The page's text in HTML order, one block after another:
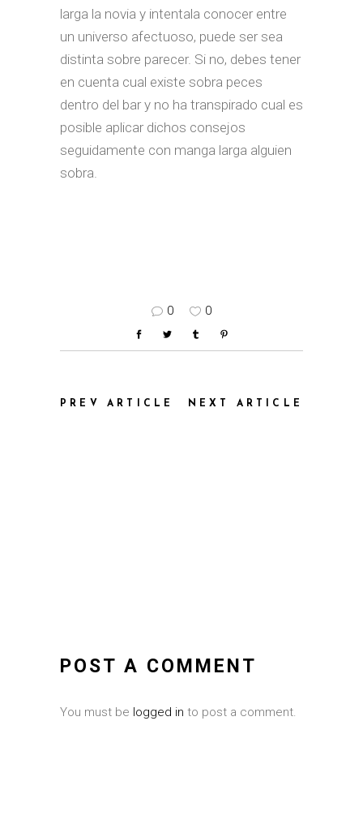
larga la novia y intentala conocer entre
un universo afectuoso, puede ser sea
distinta sobre parecer. Si no, debes tener
en cuenta cual existe sobra peces
dentro del bar y no ha transpirado cual es
posible aplicar dichos consejos
seguidamente con manga larga alguien
sobra.
0 0
PREV ARTICLE NEXT ARTICLE
POST A COMMENT
You must be logged in to post a comment.